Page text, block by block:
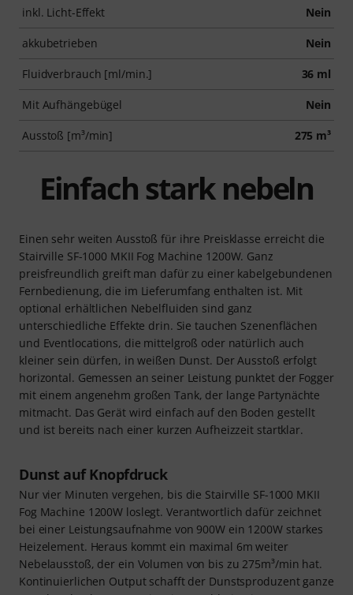
inkl. Licht-Effekt Nein
akkubetrieben Nein
Fluidverbrauch [ml/min.] 36 ml
Mit Aufhängebügel Nein
Ausstoß [m³/min] 275 m³
Einfach stark nebeln
Einen sehr weiten Ausstoß für ihre Preisklasse erreicht die
Stairville SF-1000 MKII Fog Machine 1200W. Ganz
preisfreundlich greift man dafür zu einer kabelgebundenen
Fernbedienung, die im Lieferumfang enthalten ist. Mit
optional erhältlichen Nebelfluiden sind ganz
unterschiedliche Effekte drin. Sie tauchen Szenenflächen
und Eventlocations, die mittelgroß oder natürlich auch
kleiner sein dürfen, in weißen Dunst. Der Ausstoß erfolgt
horizontal. Gemessen an seiner Leistung punktet der Fogger
mit einem angenehm großen Tank, der lange Partynächte
mitmacht. Das Gerät wird einfach auf den Boden gestellt
und ist bereits nach einer kurzen Aufheizzeit startklar.
Dunst auf Knopfdruck
Nur vier Minuten vergehen, bis die Stairville SF-1000 MKII
Fog Machine 1200W loslegt. Verantwortlich dafür zeichnet
bei einer Leistungsaufnahme von 900W ein 1200W starkes
Heizelement. Heraus kommt ein maximal 6m weiter
Nebelausstoß, der ein Volumen von bis zu 275m³/min hat.
Kontinuierlichen Output schafft der Dunstsproduzent ganze